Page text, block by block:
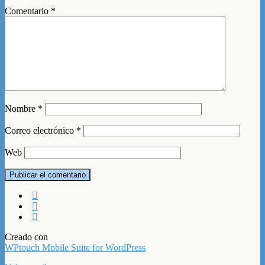
Comentario *
Nombre *
Correo electrónico *
Web
Creado con
WPtouch Mobile Suite for WordPress